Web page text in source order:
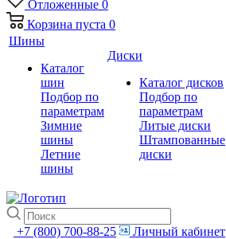
Отложенные 0
Корзина пуста 0
Шины
Каталог
шин
Подбор по
параметрам
Зимние
шины
Летние
шины
Диски
Каталог дисков
Подбор по
параметрам
Литые диски
Штампованные
диски
+7 (800) 700-88-25
Личный кабинет